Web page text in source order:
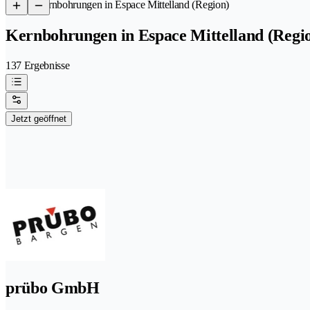
/Kernbohrungen in Espace Mittelland (Region)
Kernbohrungen in Espace Mittelland
137 Ergebnisse
Jetzt geöffnet
prübo GmbH